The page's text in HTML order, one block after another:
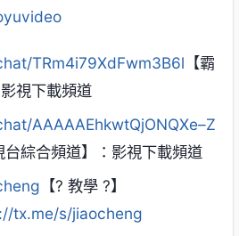
TRm4i79XdFwm3B6l 【霸
視下載頻道
AAAAAEhkwtQjONQXe–Z
台綜合頻道】：影視下載頻道
【? 教學 ?】
tx.me/s/jiaocheng